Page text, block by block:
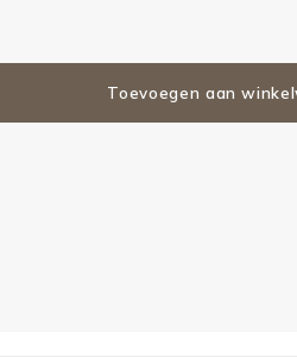
Toevoegen aan